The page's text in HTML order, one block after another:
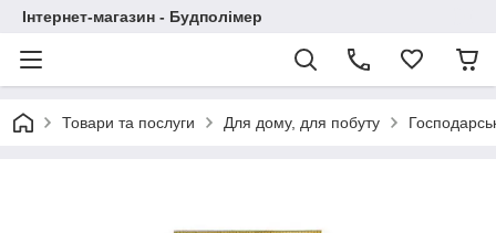
Інтернет-магазин - Будполімер
Товари та послуги Для дому, для побуту